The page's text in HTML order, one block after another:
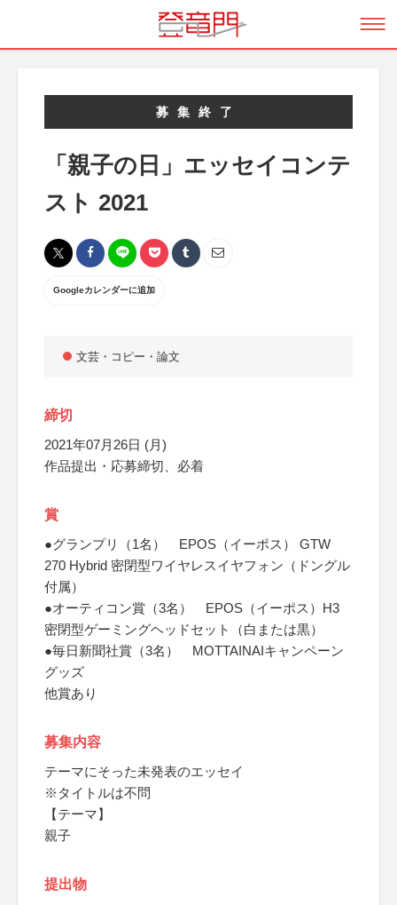
募集終了
「親子の日」エッセイコンテ
スト 2021
Googleカレンダーに追加
文芸・コピー・論文
締切
2021年07月26日 (月)
作品提出・応募締切、必着
賞
●グランプリ（1名） EPOS（イーポス） GTW
270 Hybrid 密閉型ワイヤレスイヤフォン（ドングル
付属）
●オーティコン賞（3名） EPOS（イーポス）H3
密閉型ゲーミングヘッドセット（白または黒）
●毎日新聞社賞（3名） MOTTAINAIキャンペーン
グッズ
他賞あり
募集内容
テーマにそった未発表のエッセイ
※タイトルは不問
【テーマ】
親子
提出物